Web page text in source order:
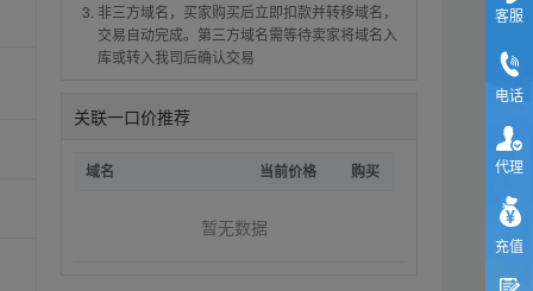
非三方域名，买家购买后立即扣款并转移域名，
交易自动完成。第三方域名需等待卖家将域名入
库或转入我司后确认交易
关联一口价推荐
域名 当前价格 购买
暂无数据
客服
电话
代理
充值